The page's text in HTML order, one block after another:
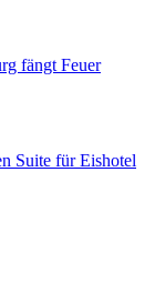
fängt Feuer
Suite für Eishotel